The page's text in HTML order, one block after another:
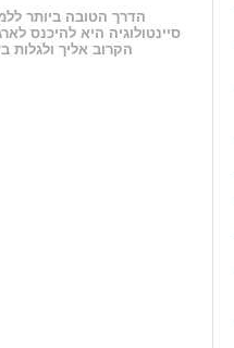
הדרך הטובה ביותר
סיינטולוגיה היא להיכנס
הקרוב אליך ולגלות